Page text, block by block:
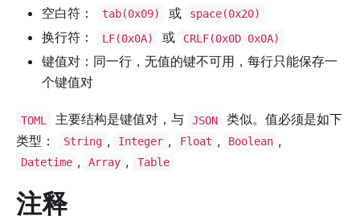
空白符： tab(0x09) 或 space(0x20)
换行符： LF(0x0A) 或 CRLF(0x0D 0x0A)
键值对：同一行，无值的键不可用，每行只能保存一
个键值对
TOML 主要结构是键值对，与 JSON
类似。值必须是如下
类型：
String , Integer , Float , Boolean ,
Datetime , Array , Table
注释